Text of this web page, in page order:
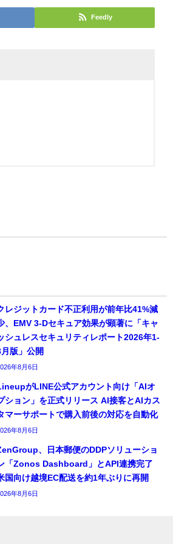
Feedly
レジットカード不正利用が前年比41%減
、EMV 3-Dセキュア効果が顕著に「キャ
シュレスセキュリティレポート2026年1-
版」公開
年8月6日
がLINE公式アカウント向け「AIオ
ション」を正式リリース AI接客とAIカス
マーサポートで購入前後の対応を自動化
年8月6日
、日本郵便のDDPソリューショ
「Zonos Dashboard」とAPI連携完了
国向け越境EC配送を約1年ぶりに再開
年8月6日